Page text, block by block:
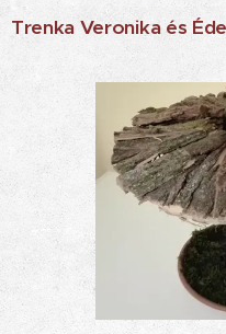
Trenka Veronika és